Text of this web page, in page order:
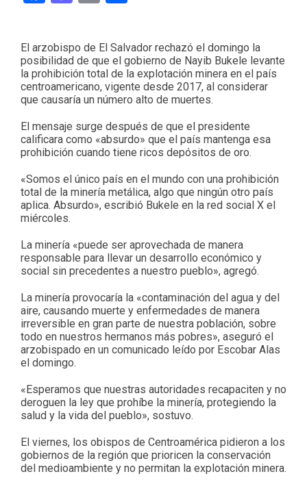
El arzobispo de El Salvador rechazó el domingo la
posibilidad de que el gobierno de Nayib Bukele levante
la prohibición total de la explotación minera en el país
centroamericano, vigente desde 2017, al considerar
que causaría un número alto de muertes.
El mensaje surge después de que el presidente
calificara como «absurdo» que el país mantenga esa
prohibición cuando tiene ricos depósitos de oro.
«Somos el único país en el mundo con una prohibición
total de la minería metálica, algo que ningún otro país
aplica. Absurdo», escribió Bukele en la red social X el
miércoles.
La minería «puede ser aprovechada de manera
responsable para llevar un desarrollo económico y
social sin precedentes a nuestro pueblo», agregó.
La minería provocaría la «contaminación del agua y del
aire, causando muerte y enfermedades de manera
irreversible en gran parte de nuestra población, sobre
todo en nuestros hermanos más pobres», aseguró el
arzobispado en un comunicado leído por Escobar Alas
el domingo.
«Esperamos que nuestras autoridades recapaciten y no
deroguen la ley que prohíbe la minería, protegiendo la
salud y la vida del pueblo», sostuvo.
El viernes, los obispos de Centroamérica pidieron a los
gobiernos de la región que prioricen la conservación
del medioambiente y no permitan la explotación minera.